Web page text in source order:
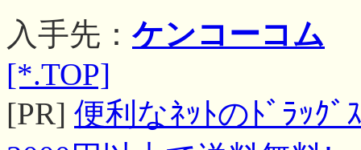
入手先： ケンコーコム
[*.TOP]
[PR] 便利なﾈｯﾄのﾄﾞﾗｯｸﾞ